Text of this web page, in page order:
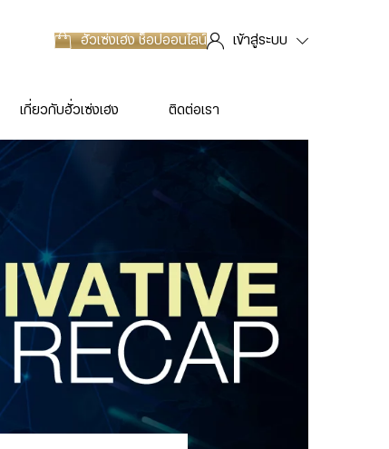
ฮั่วเซ่งเฮงช็อปออนไลน์ เข้าสู่ระบบ
เกี่ยวกับฮั่วเซ่งเฮง ติดต่อเรา